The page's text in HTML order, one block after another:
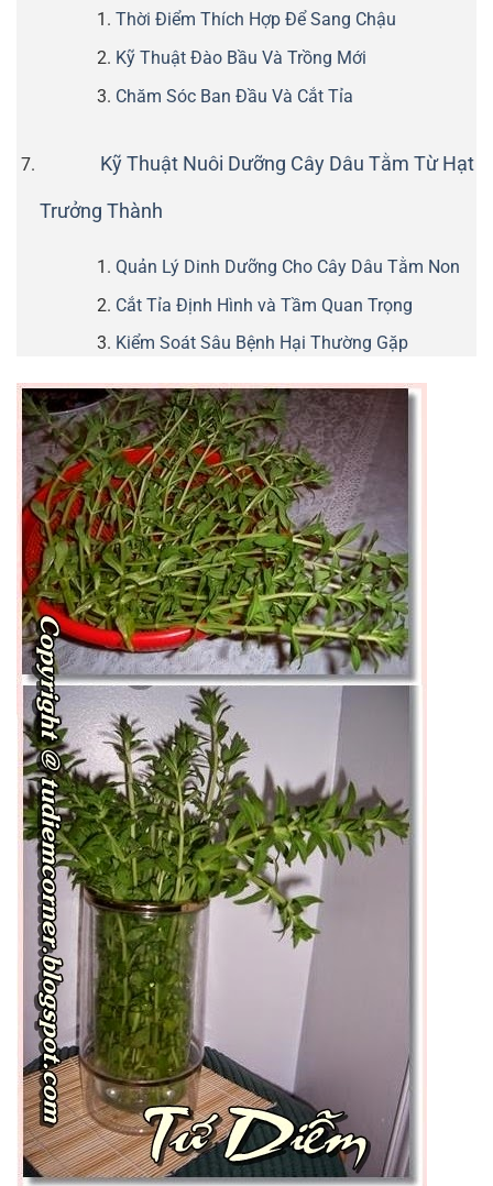
Thời Điểm Thích Hợp Để Sang Chậu
Kỹ Thuật Đào Bầu Và Trồng Mới
Chăm Sóc Ban Đầu Và Cắt Tỉa
Kỹ Thuật Nuôi Dưỡng Cây Dâu Tằm Từ Hạt
Trưởng Thành
Quản Lý Dinh Dưỡng Cho Cây Dâu Tằm Non
Cắt Tỉa Định Hình và Tầm Quan Trọng
Kiểm Soát Sâu Bệnh Hại Thường Gặp